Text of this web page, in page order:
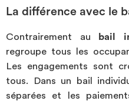
La différence avec le
Contrairement au bail
regroupe tous les
Les engagements sont
tous. Dans un bail
séparées et les